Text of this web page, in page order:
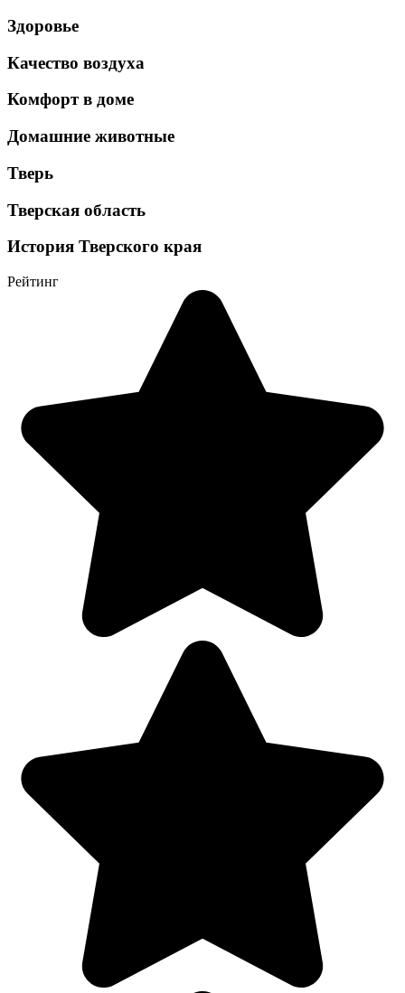
Здоровье
Качество воздуха
Комфорт в доме
Домашние животные
Тверь
Тверская область
История Тверского края
Рейтинг